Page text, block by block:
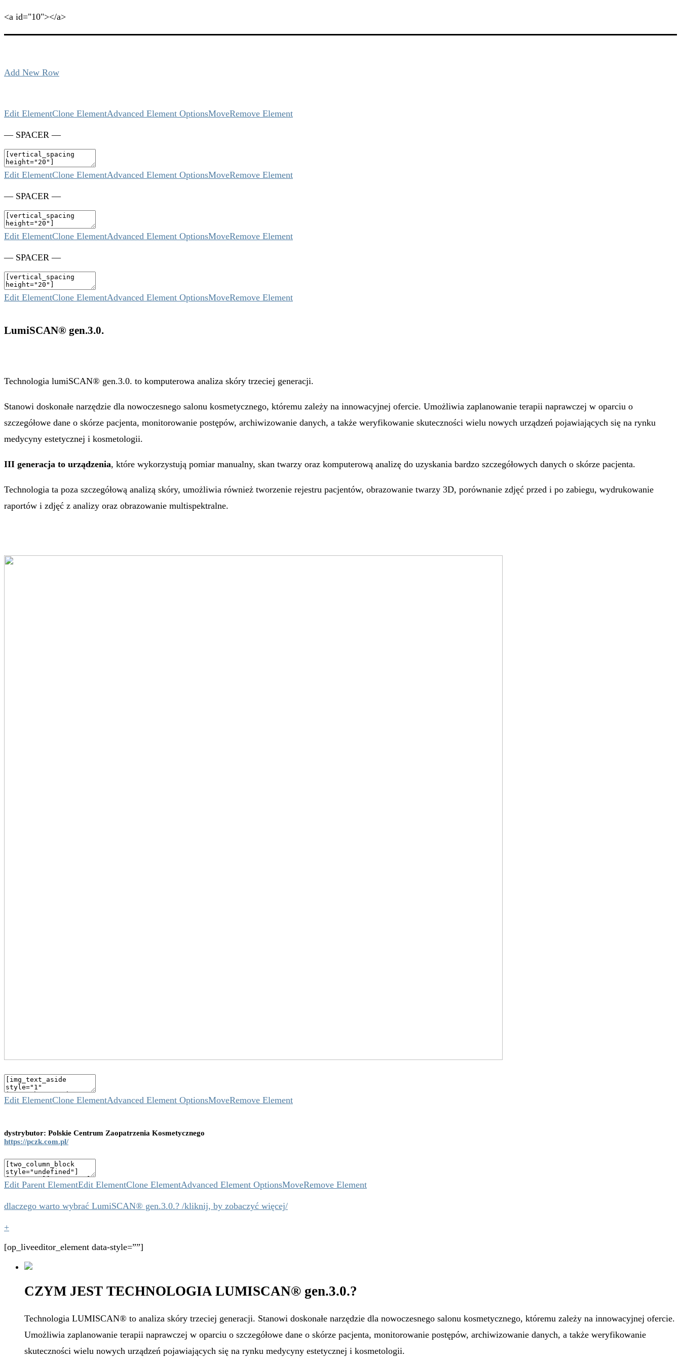
<a id="10"></a>
Add New Row
Edit ElementClone ElementAdvanced Element OptionsMoveRemove Element
— SPACER —
Edit ElementClone ElementAdvanced Element OptionsMoveRemove Element
— SPACER —
Edit ElementClone ElementAdvanced Element OptionsMoveRemove Element
— SPACER —
Edit ElementClone ElementAdvanced Element OptionsMoveRemove Element
LumiSCAN® gen.3.0.
Technologia lumiSCAN® gen.3.0. to komputerowa analiza skóry trzeciej generacji.
Stanowi doskonałe narzędzie dla nowoczesnego salonu kosmetycznego, któremu zależy na innowacyjnej ofercie. Umożliwia zaplanowanie terapii naprawczej w oparciu o
szczegółowe dane o skórze pacjenta, monitorowanie postępów, archiwizowanie danych, a także weryfikowanie skuteczności wielu nowych urządzeń pojawiających się na rynku
medycyny estetycznej i kosmetologii.
III generacja to urządzenia, które wykorzystują pomiar manualny, skan twarzy oraz komputerową analizę do uzyskania bardzo szczegółowych danych o skórze pacjenta.
Technologia ta poza szczegółową analizą skóry, umożliwia również tworzenie rejestru pacjentów, obrazowanie twarzy 3D, porównanie zdjęć przed i po zabiegu, wydrukowanie
raportów i zdjęć z analizy oraz obrazowanie multispektralne.
Edit ElementClone ElementAdvanced Element OptionsMoveRemove Element
dystrybutor: Polskie Centrum Zaopatrzenia Kosmetycznego
https://pczk.com.pl/
Edit Parent ElementEdit ElementClone ElementAdvanced Element OptionsMoveRemove Element
dlaczego warto wybrać LumiSCAN® gen.3.0.? /kliknij, by zobaczyć więcej/
+
[op_liveeditor_element data-style=””]
CZYM JEST TECHNOLOGIA LUMISCAN® gen.3.0.?
Technologia LUMISCAN® to analiza skóry trzeciej generacji. Stanowi doskonałe narzędzie dla nowoczesnego salonu kosmetycznego, któremu zależy na innowacyjnej ofercie.
Umożliwia zaplanowanie terapii naprawczej w oparciu o szczegółowe dane o skórze pacjenta, monitorowanie postępów, archiwizowanie danych, a także weryfikowanie
skuteczności wielu nowych urządzeń pojawiających się na rynku medycyny estetycznej i kosmetologii.